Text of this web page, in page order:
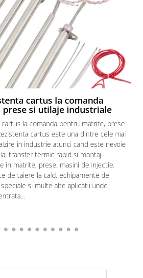
cartus la comanda
si utilaje industriale
la comanda pentru matrite, prese
cartus este una dintre cele mai
in industrie atunci cand este nevoie
transfer termic rapid si montaj
in matrite, prese, masini de injectie,
de taiere la cald, echipamente de
si multe alte aplicatii unde